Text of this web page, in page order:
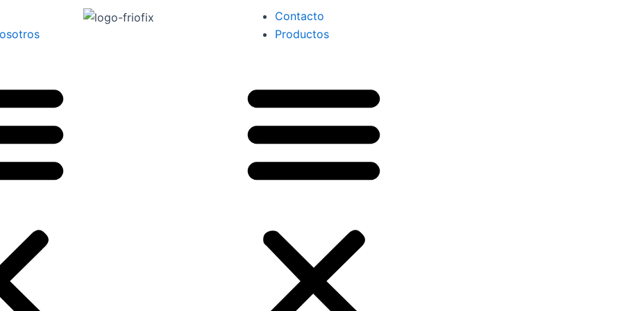
Menu
Contacto
Productos